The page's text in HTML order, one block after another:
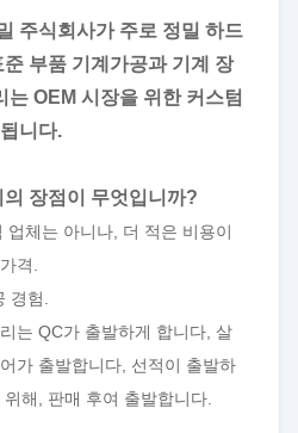
주식회사가 주로 정밀 하드
부품 기계가공과 기계 장
는 OEM 시장을 위한 커스텀
니다.
장점이 무엇입니까?
체는 아니나, 더 적은 비용이
격.
경험.
는 QC가 출발하게 합니다, 살
가 출발합니다, 선적이 출발하
해, 판매 후여 출발합니다.